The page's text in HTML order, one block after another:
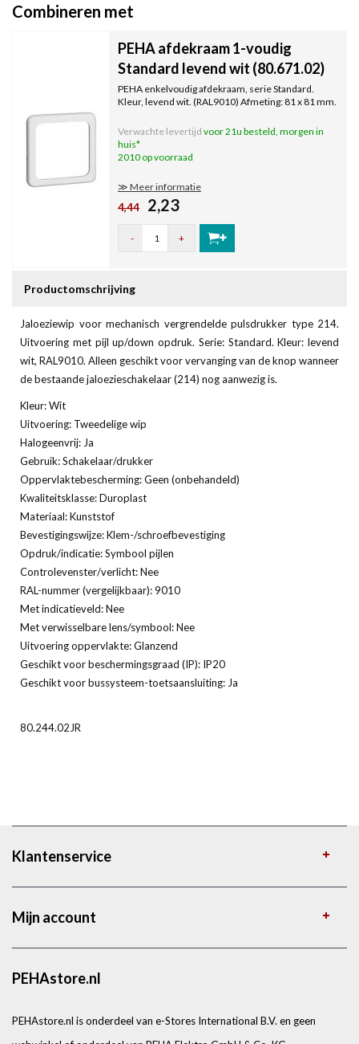
Combineren met
PEHA afdekraam 1-voudig
Standard levend wit (80.671.02)
PEHA enkelvoudig afdekraam, serie Standard.
Kleur, levend wit. (RAL9010) Afmeting: 81 x 81 mm.
Verwachte levertijd voor 21u besteld, morgen in
huis*
2010 op voorraad
≫ Meer informatie
4,44 2,23
- +
Productomschrijving
Jaloeziewip voor mechanisch vergrendelde pulsdrukker type 214.
Uitvoering met pijl up/down opdruk. Serie: Standard. Kleur: levend
wit, RAL9010. Alleen geschikt voor vervanging van de knop wanneer
de bestaande jaloezieschakelaar (214) nog aanwezig is.
Kleur: Wit
Uitvoering: Tweedelige wip
Halogeenvrij: Ja
Gebruik: Schakelaar/drukker
Oppervlaktebescherming: Geen (onbehandeld)
Kwaliteitsklasse: Duroplast
Materiaal: Kunststof
Bevestigingswijze: Klem-/schroefbevestiging
Opdruk/indicatie: Symbool pijlen
Controlevenster/verlicht: Nee
RAL-nummer (vergelijkbaar): 9010
Met indicatieveld: Nee
Met verwisselbare lens/symbool: Nee
Uitvoering oppervlakte: Glanzend
Geschikt voor beschermingsgraad (IP): IP20
Geschikt voor bussysteem-toetsaansluiting: Ja
80.244.02JR
Klantenservice
Mijn account
PEHAstore.nl
PEHAstore.nl is onderdeel van e-Stores International B.V. en geen